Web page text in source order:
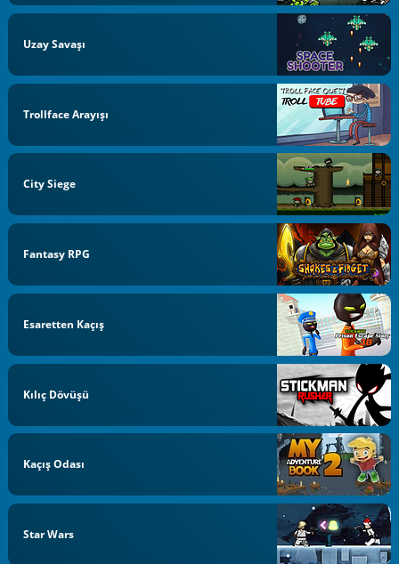
Uzay Savaşı
Trollface Arayışı
City Siege
Fantasy RPG
Esaretten Kaçış
Kılıç Dövüşü
Kaçış Odası
Star Wars